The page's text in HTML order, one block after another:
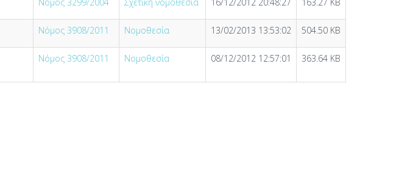
Νόμος 3908/2011 Νομοθεσία 13/02/2013 13:53:02 504.50 KB
Νόμος 3908/2011 Νομοθεσία 08/12/2012 12:57:01 363.64 KB